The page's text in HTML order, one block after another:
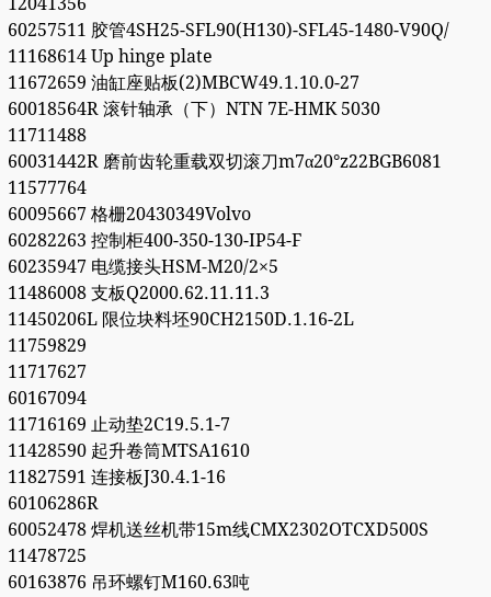
60257511 胶管4SH25-SFL90(H130)-SFL45-1480-V90Q/
11168614 Up hinge plate
11672659 油缸座贴板(2)MBCW49.1.10.0-27
60018564R 滚针轴承（下）NTN 7E-HMK 5030
11711488
60031442R 磨前齿轮重载双切滚刀m7α20°z22BGB6081
11577764
60095667 格栅20430349Volvo
60282263 控制柜400-350-130-IP54-F
60235947 电缆接头HSM-M20/2×5
11486008 支板Q2000.62.11.11.3
11450206L 限位块料坯90CH2150D.1.16-2L
11759829
11717627
60167094
11716169 止动垫2C19.5.1-7
11428590 起升卷筒MTSA1610
11827591 连接板J30.4.1-16
60106286R
60052478 焊机送丝机带15m线CMX2302OTCXD500S
11478725
60163876 吊环螺钉M160.63吨